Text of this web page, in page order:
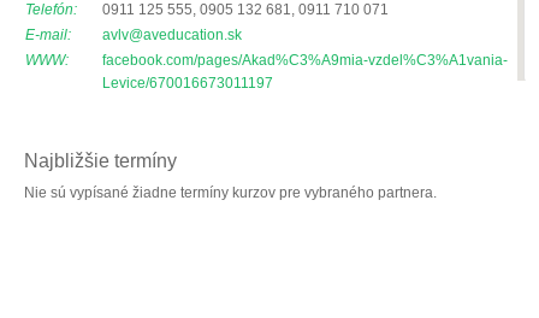
Telefón:
0911 125 555, 0905 132 681, 0911 710 071
E-mail:
avlv@aveducation.sk
WWW:
facebook.com/pages/Akad%C3%A9mia-vzdel%C3%A1vania-
Levice/670016673011197
Najbližšie termíny
Nie sú vypísané žiadne termíny kurzov pre vybraného partnera.